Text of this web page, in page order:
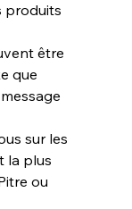
produits
être
que
sur les
la plus
ou